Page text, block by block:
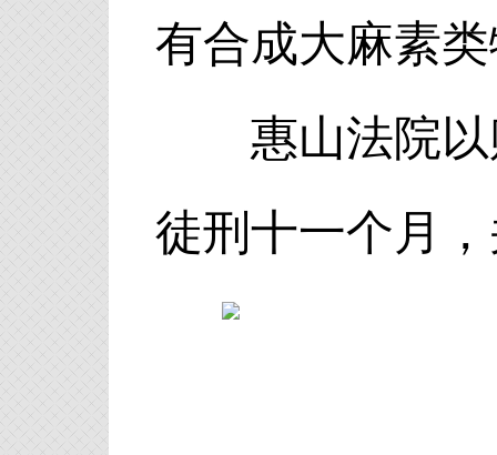
有合成大麻素
惠山法院以
徒刑十一个月